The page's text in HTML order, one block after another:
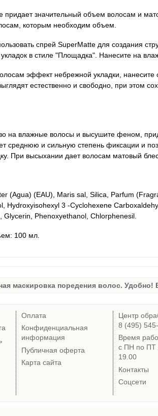
придает значительный объем волосам и
которым необходим объем.
спрей SuperMatte для создания
укладок в стиле "Площадка". Нанесите на
эффект небрежной укладки, нанесите
естественно и свободно, при этом
на влажные волосы и высушите феном,
среднюю и сильную степень фиксации и
При высыхании дает волосам матовый
(Agua) (EAU), Maris sal, Silica, Parfum
Hydroxyisohexyl 3 -Cyclohexene
Glycerin, Phenoxyethanol, Chlorphenesil.
100 мл.
маскировка поредения волос. Удобно!
Оплата
Конфиденциальная
информация
Публичная оферта
Карта сайта
Центр
8 (495)
Время
с ПН по ПТ
19.00
Контакты
Соцсети